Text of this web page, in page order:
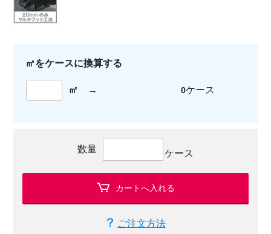
㎡をケースに換算する
㎡ → 0ケース
数量 ケース
カートへ入れる
ご注文方法